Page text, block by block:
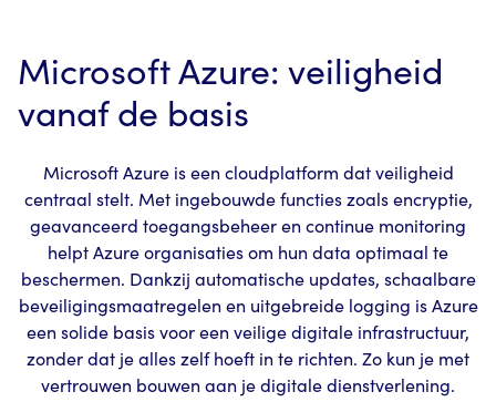
Microsoft Azure: veiligheid
vanaf de basis
Microsoft Azure is een cloudplatform dat veiligheid
centraal stelt. Met ingebouwde functies zoals encryptie,
geavanceerd toegangsbeheer en continue monitoring
helpt Azure organisaties om hun data optimaal te
beschermen. Dankzij automatische updates, schaalbare
beveiligingsmaatregelen en uitgebreide logging is Azure
een solide basis voor een veilige digitale infrastructuur,
zonder dat je alles zelf hoeft in te richten. Zo kun je met
vertrouwen bouwen aan je digitale dienstverlening.